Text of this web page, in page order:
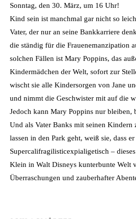
Sonntag, den 30. März, um 16 Uhr!
Kind sein ist manchmal gar nicht so
Vater, der nur an seine Bankkarriere
die ständig für die Frauenemanzipation
solchen Fällen ist Mary Poppins, das
Kindermädchen der Welt, sofort zur
wischt sie alle Kindersorgen von Jane
und nimmt die Geschwister mit auf die
Jedoch kann Mary Poppins nur bleiben,
Und als Vater Banks mit seinen Kindern
lassen in den Park geht, weiß sie, dass
Supercalifragilisticexpialigetisch –
Klein in Walt Disneys kunterbunte Welt
Überraschungen und zauberhafter